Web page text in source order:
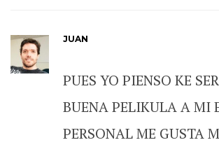
JUAN
PUES YO PIENSO KE
BUENA PELIKULA A MI
PERSONAL ME GUSTA